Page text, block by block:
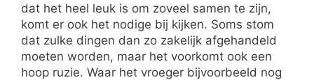
dat het heel leuk is om zoveel samen te zijn,
komt er ook het nodige bij kijken. Soms stom
dat zulke dingen dan zo zakelijk afgehandeld
moeten worden, maar het voorkomt ook een
hoop ruzie. Waar het vroeger bijvoorbeeld nog